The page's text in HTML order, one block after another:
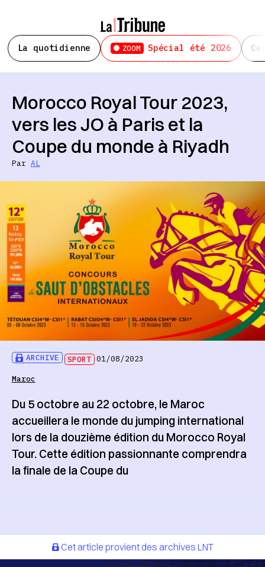
La quotidienne ZOOM Spécial été 2026
ARCHIVE SPORT 01/08/2023
Maroc
Morocco Royal Tour 2023,
vers les JO à Paris et la
Coupe du monde à Riyadh
Par AL
Du 5 octobre au 22 octobre, le Maroc
accueillera le monde du jumping international
lors de la douzième édition du Morocco Royal
Tour. Cette édition passionnante comprendra
la finale de la Coupe du
Cet article provient des archives LNT